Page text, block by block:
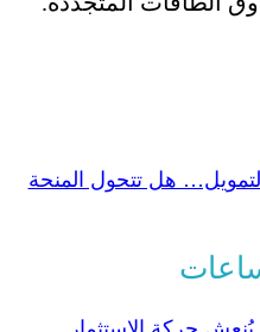
التمويل… هل تتحول المنحة